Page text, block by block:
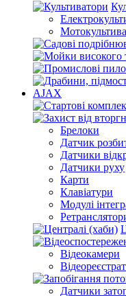
AJAX
Брелоки
Датчик
Датчики
Датчики руху
Карти
Клавіатури
Модулі
Відеокамери
Датчики